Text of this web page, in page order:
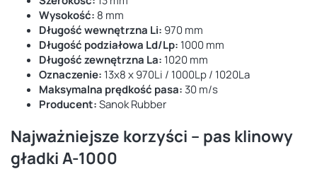
Wysokość: 8 mm
Długość wewnętrzna Li: 970 mm
Długość podziałowa Ld/Lp: 1000 mm
Długość zewnętrzna La: 1020 mm
Oznaczenie: 13x8 x 970Li / 1000Lp / 1020La
Maksymalna prędkość pasa: 30 m/s
Producent:Sanok Rubber
Najważniejsze korzyści – pas klinowy
gładki A-1000